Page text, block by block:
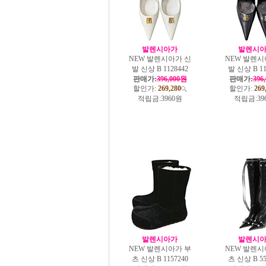
발렌시아가
NEW 발렌시아가 신
발 신상 B 1128442
판매가:396,000원
할인가: 269,280
적립금:3960원
발렌시
NEW 발렌시
발 신상 B
판매가:
할인가:
적립금:
발렌시아가
NEW 발렌시아가 부
츠 신상 B 1157240
발렌시
NEW 발렌시
츠 신상 B